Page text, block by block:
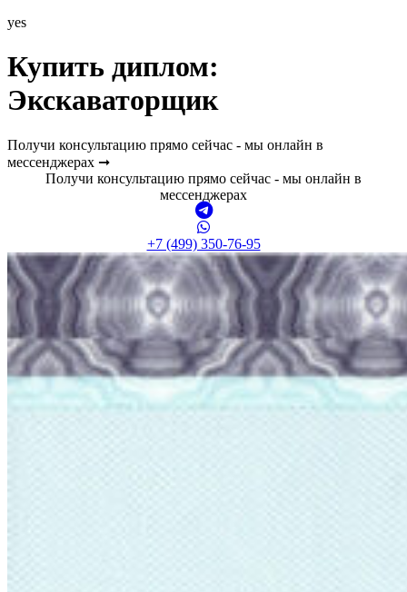
yes
Купить диплом:
Экскаваторщик
Получи консультацию прямо сейчас - мы онлайн в
мессенджерах ➞
Получи консультацию прямо сейчас - мы онлайн в
мессенджерах
+7 (499) 350-76-95